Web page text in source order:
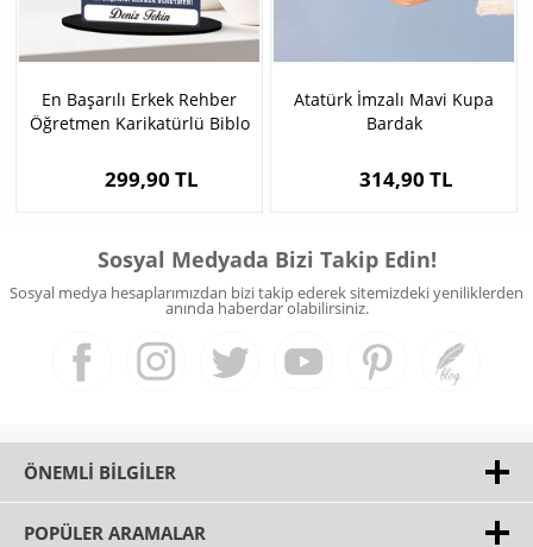
En Başarılı Erkek Rehber
Öğretmen Karikatürlü Biblo
299,90 TL
Atatürk İmzalı Mavi Kupa
Bardak
314,90 TL
Sosyal Medyada Bizi Takip Edin!
Sosyal medya hesaplarımızdan bizi takip ederek sitemizdeki yeniliklerden
anında haberdar olabilirsiniz.
ÖNEMLI BILGILER
POPÜLER ARAMALAR